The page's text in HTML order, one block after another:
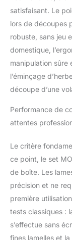
satisfaisant. Le
lors de découpes
robuste, sans jeu
domestique,
manipulation sûre
l’éminçage
découpe d’une
Performance de
attentes
Le critère
ce point, le set
de boîte. Les
précision et ne
première
tests classiques :
s’effectue sans
fines lamelles et